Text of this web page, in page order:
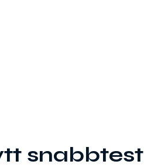
snabbtest